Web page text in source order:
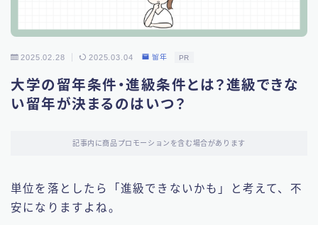
2025.02.28 2025.03.04 留年 PR
大学の留年条件・進級条件とは？進級できな
い留年が決まるのはいつ？
記事内に商品プロモーションを含む場合があります
単位を落としたら「進級できないかも」と考えて、不
安になりますよね。